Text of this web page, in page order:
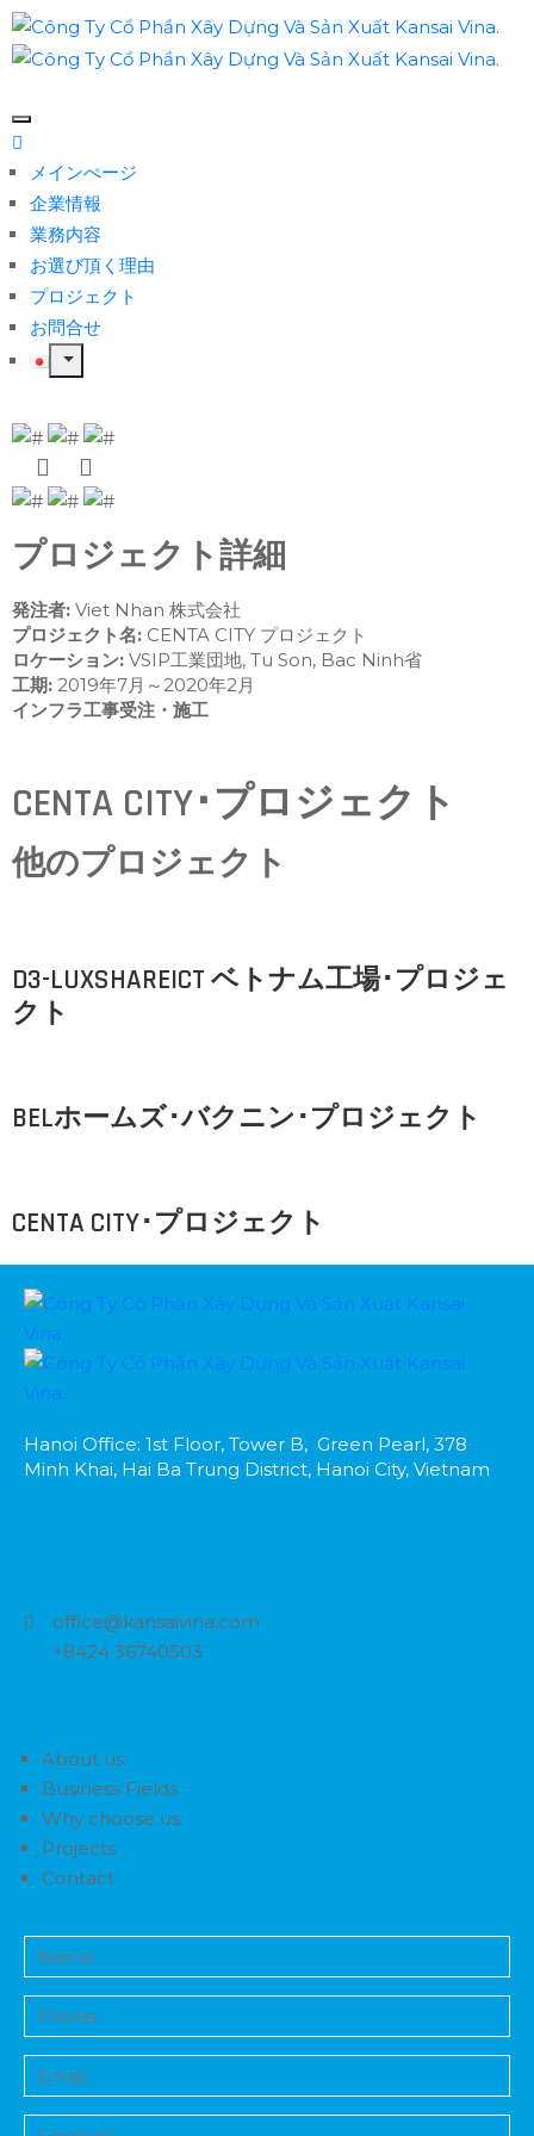
メインぺージ
企業情報
業務内容
お選び頂く理由
プロジェクト
お問合せ
プロジェクト詳細
発注者: Viet Nhan 株式会社
プロジェクト名: CENTA CITY プロジェクト
ロケーション: VSIP工業団地, Tu Son, Bac Ninh省
工期: 2019年7月～2020年2月
インフラ工事受注・施工
CENTA CITY･プロジェクト
他のプロジェクト
D3-LUXSHAREICT ベトナム工場･プロジェ
クト
BELホームズ･バクニン･プロジェクト
CENTA CITY･プロジェクト
Hanoi Office: 1st Floor, Tower B, Green Pearl, 378
Minh Khai, Hai Ba Trung District, Hanoi City, Vietnam
office@kansaivina.com
+8424 36740503
About us
Business Fields
Why choose us
Projects
Contact